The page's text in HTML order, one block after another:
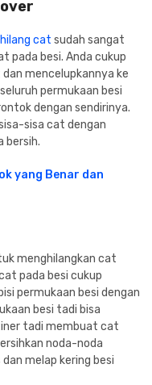
cat sudah sangat
pada besi. Anda cukup
mencelupkannya ke
permukaan besi
dengan sendirinya.
sisa cat dengan
bersih.
yang Benar dan
menghilangkan cat
pada besi cukup
permukaan besi dengan
besi tadi bisa
tadi membuat cat
noda-noda
melap kering besi